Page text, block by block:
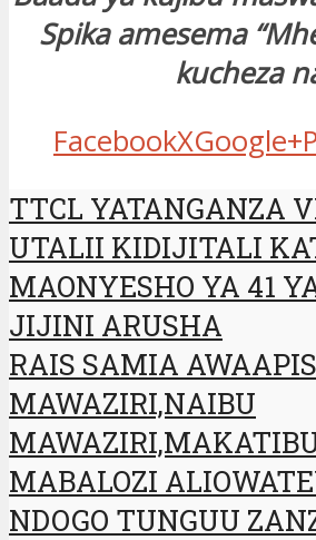
Spika amesema
kucheza
FacebookXGoogle+
TTCL YATANGANZA
UTALII KIDIJITALI
MAONYESHO YA 41
JIJINI ARUSHA
RAIS SAMIA
MAWAZIRI,NAIBU
MABALOZI
NDOGO TUNGUU